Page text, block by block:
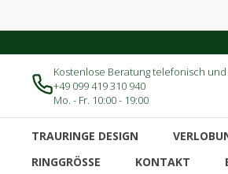
Kostenlose Beratung telefonisch
+49 099 419 310 940
Mo. - Fr. 10:00 - 19:00
TRAURINGE DESIGN
RINGGRÖSSE
KONTAKT